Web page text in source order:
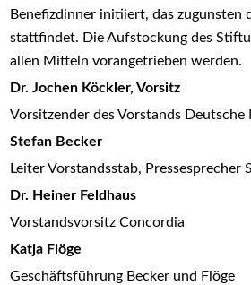
Benefizdinner initiiert, das zugunsten
stattfindet. Die Aufstockung des
allen Mitteln vorangetrieben werden.
Dr. Jochen Köckler, Vorsitz
Vorsitzender des Vorstands Deutsche
Stefan Becker
Leiter Vorstandsstab, Pressesprecher
Dr. Heiner Feldhaus
Vorstandsvorsitz Concordia
Katja Flöge
Geschäftsführung Becker und Flöge